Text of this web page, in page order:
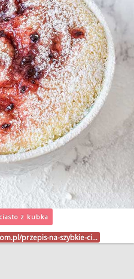
ciasto z kubka
przepis-na-szybkie-ci…